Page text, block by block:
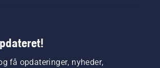
få opdateringer, nyheder,